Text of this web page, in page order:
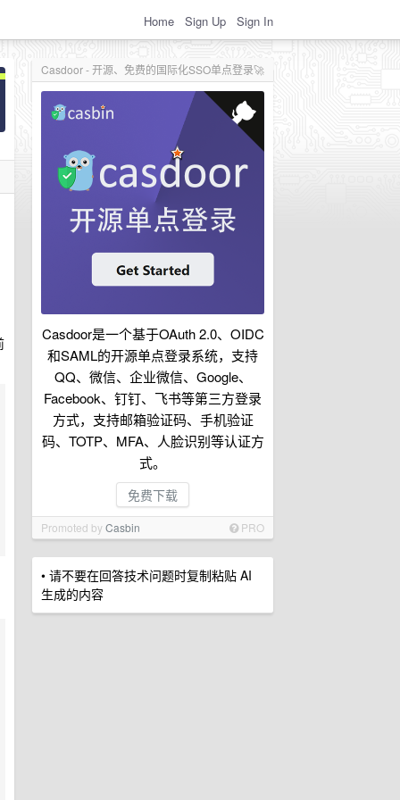
Home Sign Up Sign In
Casdoor - 开源、免费的国际化SSO单点登录🚀
Casdoor是一个基于OAuth 2.0、OIDC
和SAML的开源单点登录系统，支持
QQ、微信、企业微信、Google、
Facebook、钉钉、飞书等第三方登录
方式，支持邮箱验证码、手机验证
码、TOTP、MFA、人脸识别等认证方
式。
免费下载
Promoted byCasbin PRO
• 请不要在回答技术问题时复制粘贴 AI
生成的内容